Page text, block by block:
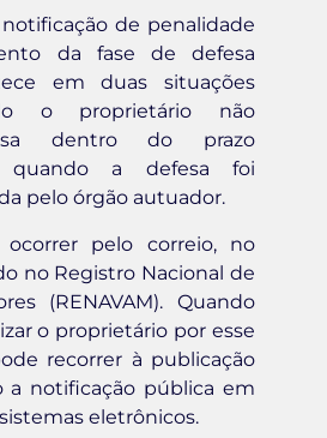
notificação de penalidade
da fase de defesa
em duas situações
o proprietário não
dentro do prazo
quando a defesa foi
pelo órgão autuador.
pelo correio, no
no Registro Nacional de
(RENAVAM). Quando
o proprietário por esse
recorrer à publicação
a notificação pública em
eletrônicos.